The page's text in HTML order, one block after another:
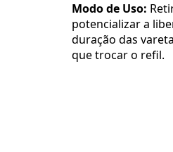
Modo de Uso:
potencializar a
duração das
que trocar o refil.